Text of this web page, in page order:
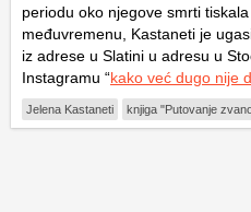
periodu oko njegove smrti
međuvremenu, Kastaneti je
iz adrese u Slatini u adresu u
Instagramu “kako već dugo nije
Jelena Kastaneti knjiga "Putovanje